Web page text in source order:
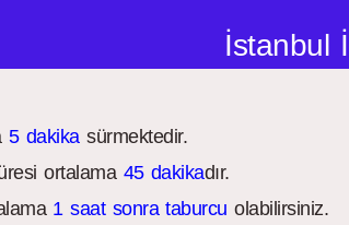
İstanbul
5 dakikasürmektedir.
ortalama 45 dakikadır.
1 saat sonra taburcu olabilirsiniz.